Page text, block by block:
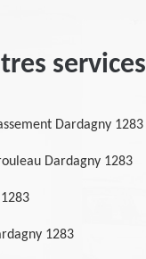
services
Dardagny 1283
Dardagny 1283
1283